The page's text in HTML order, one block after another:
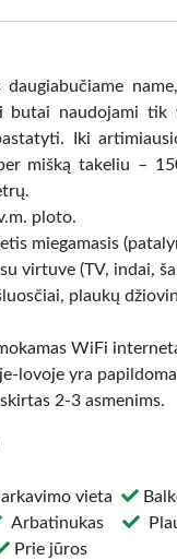
daugiabučiame
butai naudojami tik
Iki
mišką takeliu –
ploto.
miegamasis
virtuve (TV, indai,
plaukų
WiFi
lovoje yra
2-3 asmenims.
vieta
Arbatinukas
Prie jūros